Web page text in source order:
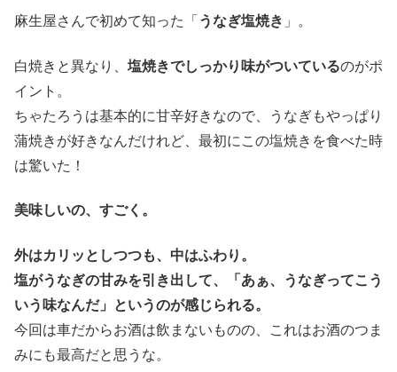
麻生屋さんで初めて知った「 うなぎ塩焼き 」。
白焼きと異なり、 塩焼きでしっかり味がついているのがポ
イント。
ちゃたろうは基本的に甘辛好きなので、うなぎもやっぱり
蒲焼きが好きなんだけれど、最初にこの塩焼きを食べた時
は驚いた！
美味しいの、すごく。
外はカリッとしつつも、中はふわり。
塩がうなぎの甘みを引き出して、「あぁ、うなぎってこう
いう味なんだ」というのが感じられる。
今回は車だからお酒は飲まないものの、これはお酒のつま
みにも最高だと思うな。